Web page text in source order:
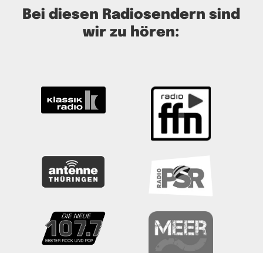
Bei diesen Radiosendern sind
wir zu hören: